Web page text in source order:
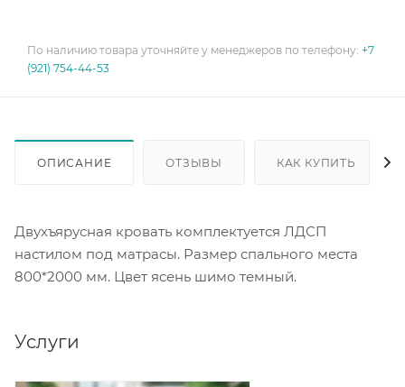
По наличию товара уточняйте у менеджеров по телефону: +7
(921) 754-44-53
ОПИСАНИЕ ОТЗЫВЫ КАК КУПИТЬ
Двухъярусная кровать комплектуется ЛДСП
настилом под матрасы. Размер спального места
800*2000 мм. Цвет ясень шимо темный.
Услуги